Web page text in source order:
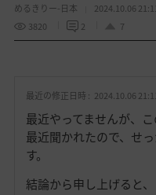
めるきりー-日本
2024.10.06
3820
2 7
最近の修正日時 : 2024.10.06
最近やってませんが、
最近聞かれたので、せ
す。
結論から申し上げると、